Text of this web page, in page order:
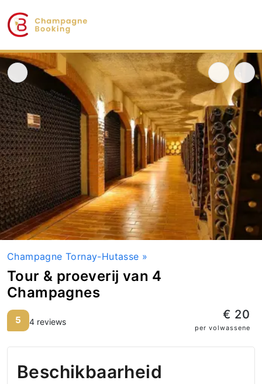
Champagne Tornay-Hutasse »
Tour & proeverij van 4
Champagnes
5 4 reviews € 20
per volwassene
Beschikbaarheid